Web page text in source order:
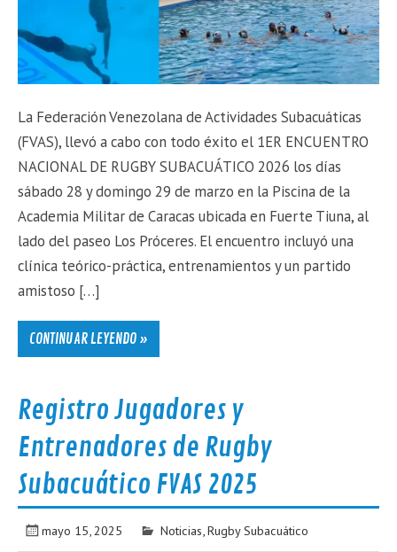
La Federación Venezolana de Actividades Subacuáticas
(FVAS), llevó a cabo con todo éxito el 1ER ENCUENTRO
NACIONAL DE RUGBY SUBACUÁTICO 2026 los días
sábado 28 y domingo 29 de marzo en la Piscina de la
Academia Militar de Caracas ubicada en Fuerte Tiuna, al
lado del paseo Los Próceres. El encuentro incluyó una
clínica teórico-práctica, entrenamientos y un partido
amistoso […]
CONTINUAR LEYENDO »
Registro Jugadores y
Entrenadores de Rugby
Subacuático FVAS 2025
mayo 15, 2025 Noticias,Rugby Subacuático